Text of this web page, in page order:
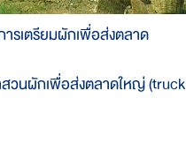
ารเตรียมผักเพื่อส่งตลาด
ผักเพื่อส่งตลาดใหญ่ (truck